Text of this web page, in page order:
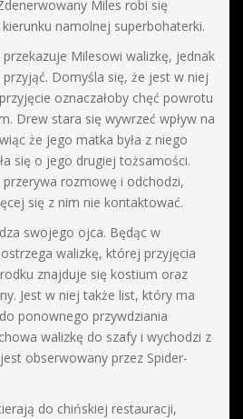
Miles robi się
namolnej superbohaterki.
przekazuje Milesowi walizkę, jednak
Domyśla się, że jest w niej
oznaczałoby chęć powrotu
Drew stara się wywrzeć wpływ na
że jego matka była z niego
się o jego drugiej tożsamości.
przerywa rozmowę i odchodzi,
się z nim nie kontaktować.
swojego ojca. Będąc w
walizkę, której przyjęcia
znajduje się kostium oraz
Jest w niej także list, który ma
ponownego przywdziania
walizkę do szafy i wychodzi z
obserwowany przez Spider-
do chińskiej restauracji,